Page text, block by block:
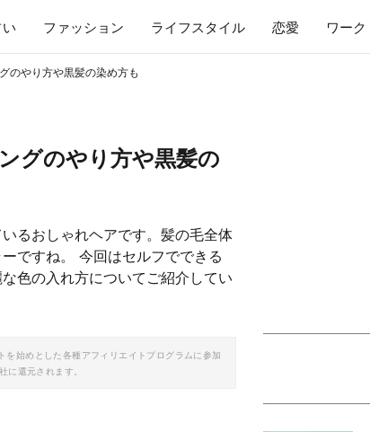
ファッション ライフスタイル 恋愛 ワーク
のやり方や黒髪の染め方も
グのやり方や黒髪の
るおしゃれヘアです。髪の毛全体
ですね。 今回はセルフでできる
色の入れ方についてご紹介してい
始めとした各種アフィリエイトプログラムに参加
に還元されます。